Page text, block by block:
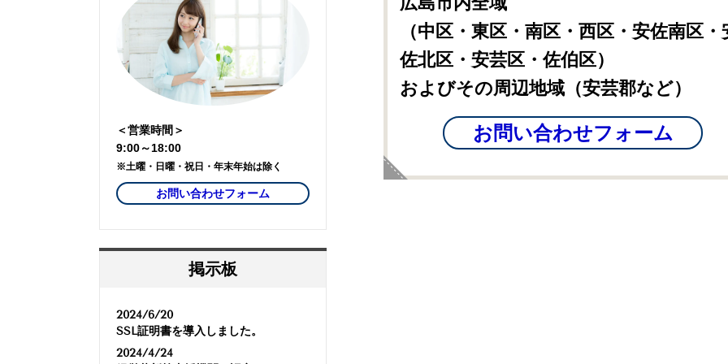
（中区・東区・南区・西区・安佐南区・
佐北区・安芸区・佐伯区）
およびその周辺地域（安芸郡など）
お問い合わせフォーム
＜営業時間＞
9:00～18:00
※土曜・日曜・祝日・年末年始は除く
お問い合わせフォーム
掲示板
2024/6/20
SSL証明書を導入しました。
2024/4/24